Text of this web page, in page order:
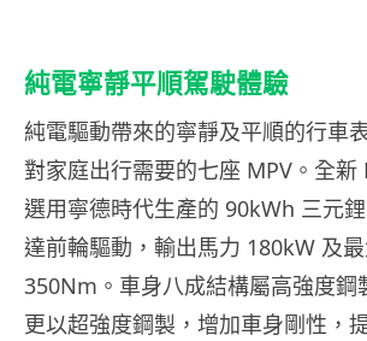
純電寧靜平順駕駛體驗
純電驅動帶來的寧靜及平順的行車
對家庭出行需要的七座 MPV。全新
選用寧德時代生產的 90kWh 三元
達前輪驅動，輸出馬力 180kW 及
350Nm。車身八成結構屬高強度鋼
更以超強度鋼製，增加車身剛性，